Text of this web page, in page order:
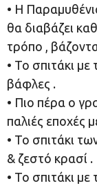
• Η
θα διαβάζει
τρόπο ,
• Το σπιτάκι με
βάφλες .
• Πιο πέρα ο
παλιές εποχές
• Το σπιτάκι
& ζεστό κρασί .
• Το σπιτάκι με